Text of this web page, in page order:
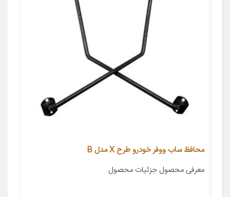
محافظ ساب ووفر خودرو طرح X مدل B
معرفی محصول جزئیات محصول